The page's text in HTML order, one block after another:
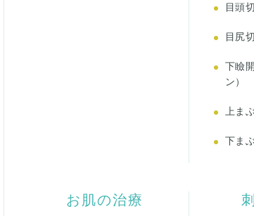
目頭
目尻
下瞼
ン）
上ま
下ま
お肌の治療